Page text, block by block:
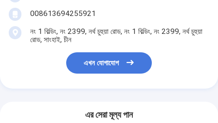
008613694255921
নং 1 বিল্ডিং, নং 2399, নর্থ চুহুয়া রোড, নং 1 বিল্ডিং, নং 2399, নর্থ চুহুয়া
রোড, সাংহাই, চীন
এখন যোগাযোগ
এর সেরা মূল্য পান